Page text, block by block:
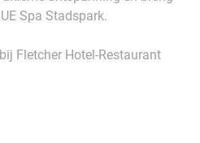
Spa Stadspark.
Fletcher Hotel-Restaurant